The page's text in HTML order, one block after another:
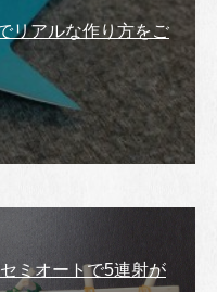
リアルな作り方をご
ミオートで5連射が